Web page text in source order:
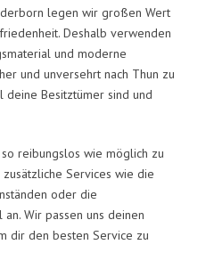
legen wir großen Wert
Deshalb verwenden
und moderne
und unversehrt nach Thun zu
Besitztümer sind und
reibungslos wie möglich zu
Services wie die
oder die
Wir passen uns deinen
dir den besten Service zu